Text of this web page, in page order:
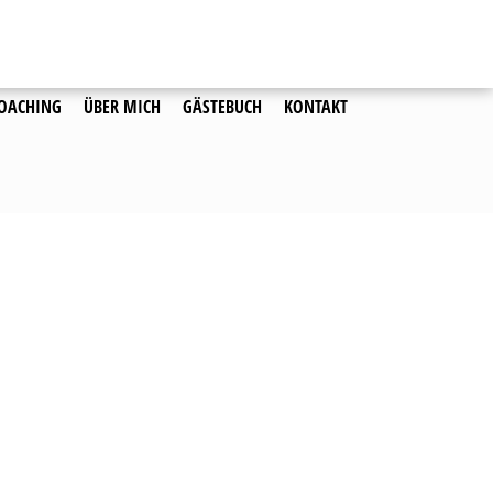
ÜBER MICH GÄSTEBUCH KONTAKT